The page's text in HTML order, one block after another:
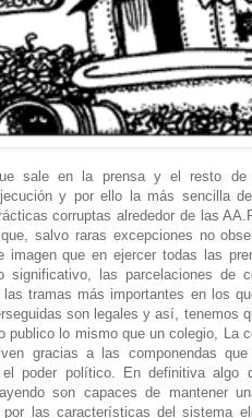
sale en la prensa y el resto de
y por ello la más sencilla
corruptas alrededor de las
salvo raras excepciones no
imagen que en ejercer todas las
significativo, las parcelaciones de
tramas más importantes en los
son legales y así, tenemos
publico lo mismo que un colegio, La
gracias a las componendas que
poder político. En definitiva algo
son capaces de mantener
las características del sistema